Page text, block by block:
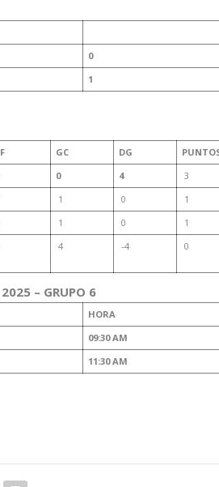
0
1
GC DG
0 4
3
1 0
1
1 0
1
4 -4 0
2025 – GRUPO 6
HORA
09:30 AM
11:30 AM